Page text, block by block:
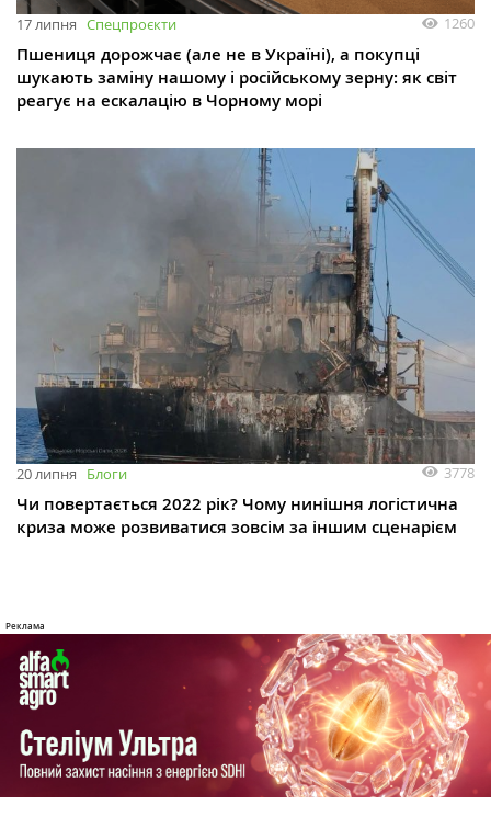
17 липня Спецпроєкти 1260
Пшениця дорожчає (але не в Україні), а покупці
шукають заміну нашому і російському зерну: як світ
реагує на ескалацію в Чорному морі
20 липня Блоги 3778
Чи повертається 2022 рік? Чому нинішня логістична
криза може розвиватися зовсім за іншим сценарієм